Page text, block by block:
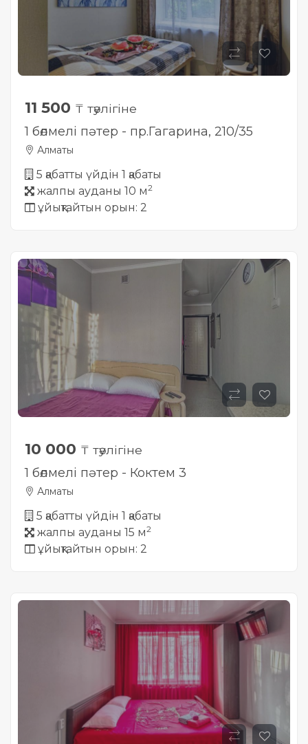
11 500 ₸ тәулігіне
1 бөлмелі пәтер - пр.Гагарина, 210/35
Алматы
5 қабатты үйдін 1 қабаты
жалпы ауданы 10 м2
ұйықтайтын орын: 2
10 000 ₸ тәулігіне
1 бөлмелі пәтер - Коктем 3
Алматы
5 қабатты үйдін 1 қабаты
жалпы ауданы 15 м2
ұйықтайтын орын: 2